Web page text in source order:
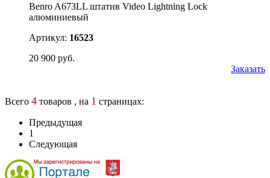
Benro A673LL штатив Video Lightning Lock
алюминиевый
Артикул: 16523
20 900 руб.
Заказать
Всего 4 товаров , на 1 страницах:
Предыдущая
1
Следующая